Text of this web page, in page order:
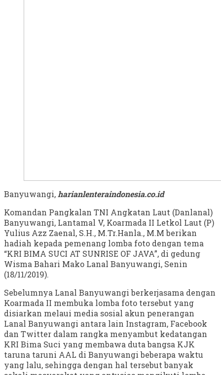
Banyuwangi,harianlenteraindonesia.co.id
Komandan Pangkalan TNI Angkatan Laut (Danlanal)
Banyuwangi, Lantamal V, Koarmada II Letkol Laut (P)
Yulius Azz Zaenal, S.H., M.Tr.Hanla., M.M berikan
hadiah kepada pemenang lomba foto dengan tema
“KRI BIMA SUCI AT SUNRISE OF JAVA”, di gedung
Wisma Bahari Mako Lanal Banyuwangi, Senin
(18/11/2019).
Sebelumnya Lanal Banyuwangi berkerjasama dengan
Koarmada II membuka lomba foto tersebut yang
disiarkan melaui media sosial akun penerangan
Lanal Banyuwangi antara lain Instagram, Facebook
dan Twitter dalam rangka menyambut kedatangan
KRI Bima Suci yang membawa duta bangsa KJK
taruna taruni AAL di Banyuwangi beberapa waktu
yang lalu, sehingga dengan hal tersebut banyak